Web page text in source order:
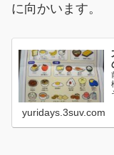
に向かいます。
yuridays.3suv.com